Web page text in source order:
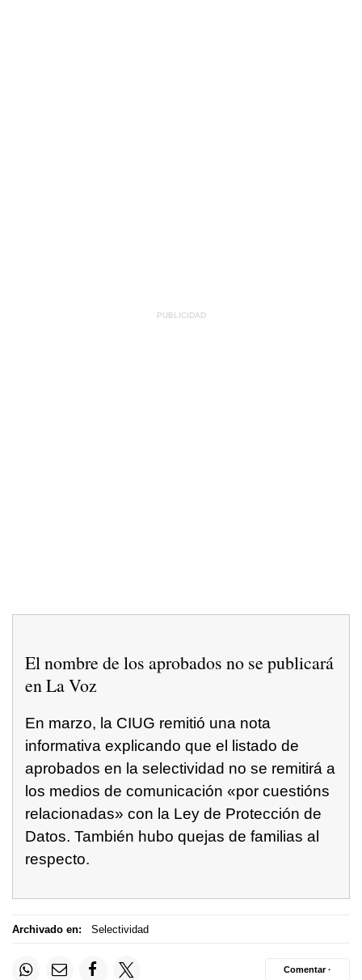
El nombre de los aprobados no se publicará
en La Voz
En marzo, la CIUG remitió una nota
informativa explicando que el listado de
aprobados en la selectividad no se remitirá a
los medios de comunicación «por cuestións
relacionadas» con la Ley de Protección de
Datos. También hubo quejas de familias al
respecto.
Archivado en: Selectividad
Comentar ·